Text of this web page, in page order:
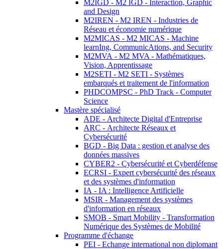
M2IGD - M2 IGD - Interaction, Graphic
and Design
M2IREN - M2 IREN - Industries de
Réseau et économie numérique
M2MICAS - M2 MICAS - Machine
learnIng, CommunicAtions, and Security
M2MVA - M2 MVA - Mathématiques,
Vision, Apprentissage
M2SETI - M2 SETI - Systèmes
embarqués et traitement de l'information
PHDCOMPSC - PhD Track - Computer
Science
Mastère spécialisé
ADE - Architecte Digital d'Entreprise
ARC - Architecte Réseaux et
Cybersécurité
BGD - Big Data : gestion et analyse des
données massives
CYBER2 - Cybersécurité et Cyberdéfense
ECRSI - Expert cybersécurité des réseaux
et des systèmes d'information
IA - IA : Intelligence Artificielle
MSIR - Management des systèmes
d'information en réseaux
SMOB - Smart Mobility - Transformation
Numérique des Systèmes de Mobilité
Programme d'échange
PEI - Echange international non diplomant